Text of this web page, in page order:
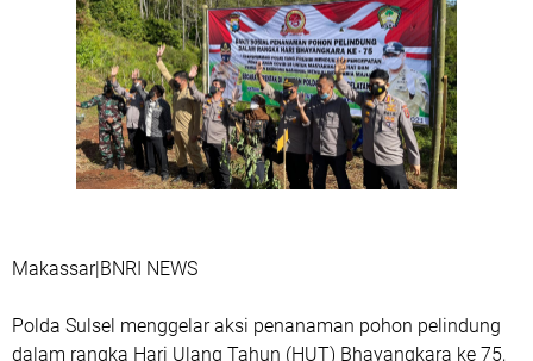
Makassar|BNRI NEWS
Polda Sulsel menggelar aksi penanaman pohon pelindung
dalam rangka Hari Ulang Tahun (HUT) Bhayangkara ke 75,